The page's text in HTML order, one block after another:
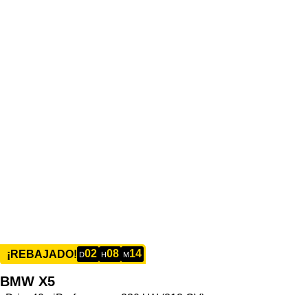
¡REBAJADO! D02 H08 M14
BMW X5